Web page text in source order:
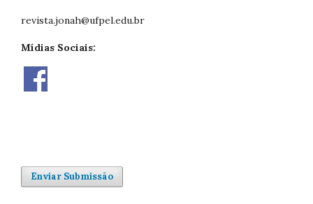
revista.jonah@ufpel.edu.br
Mídias Sociais:
Enviar Submissão